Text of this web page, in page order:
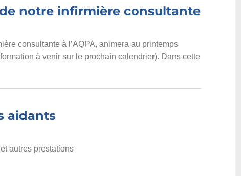
notre infirmière consultante
consultante à l’AQPA, animera au printemps
à venir sur le prochain calendrier). Dans cette
aidants
autres prestations